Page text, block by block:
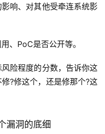
响、对其他受牵连系统影
、PoC是否公开等。
险程度的分数，告诉你这
?修这个，还是修那个?这
漏洞的底细